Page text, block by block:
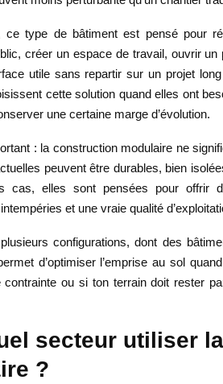
ce type de bâtiment est pensé pour
créer un espace de travail, ouvrir
utile sans repartir sur un projet
cette solution quand elles ont
une certaine marge d’évolution.
: la construction modulaire ne
peuvent être durables, bien
cas, elles sont pensées pour offrir
et une vraie qualité
configurations, dont des
d’optimiser l’emprise au sol
ou si ton terrain doit rester
secteur utiliser
?